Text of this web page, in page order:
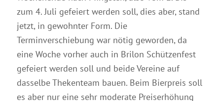
zum 4. Juli gefeiert werden soll, dies aber, stand
jetzt, in gewohnter Form. Die
Terminverschiebung war nötig geworden, da
eine Woche vorher auch in Brilon Schützenfest
gefeiert werden soll und beide Vereine auf
dasselbe Thekenteam bauen. Beim Bierpreis soll
es aber nur eine sehr moderate Preiserhöhung